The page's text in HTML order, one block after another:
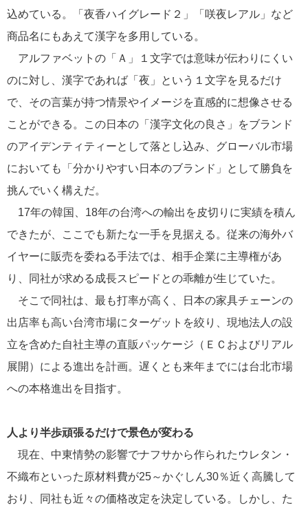
込めている。「夜香ハイグレード２」「咲夜レアル」など
商品名にもあえて漢字を多用している。
アルファベットの「Ａ」１文字では意味が伝わりにくい
のに対し、漢字であれば「夜」という１文字を見るだけ
で、その言葉が持つ情景やイメージを直感的に想像させる
ことができる。この日本の「漢字文化の良さ」をブランド
のアイデンティティーとして落とし込み、グローバル市場
においても「分かりやすい日本のブランド」として勝負を
挑んでいく構えだ。
17年の韓国、18年の台湾への輸出を皮切りに実績を積ん
できたが、ここでも新たな一手を見据える。従来の海外バ
イヤーに販売を委ねる手法では、相手企業に主導権があ
り、同社が求める成長スピードとの乖離が生じていた。
そこで同社は、最も打率が高く、日本の家具チェーンの
出店率も高い台湾市場にターゲットを絞り、現地法人の設
立を含めた自社主導の直販パッケージ（ＥＣおよびリアル
展開）による進出を計画。遅くとも来年までには台北市場
への本格進出を目指す。
人より半歩頑張るだけで景色が変わる
現在、中東情勢の影響でナフサから作られたウレタン・
不織布といった原材料費が25～かぐしん30％近く高騰して
おり、同社も近々の価格改定を決定している。しかし、た